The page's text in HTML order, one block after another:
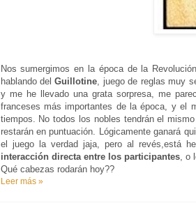
Nos sumergimos en la época de la
hablando delGuillotine , juego de reglas muy
y me he llevado una grata sorpresa, me
franceses más importantes de la época, y el
tiempos. No todos los nobles tendrán el
restarán en puntuación. Lógicamente ganará
el juego la verdad jaja, pero al revés,está
interacción directa entre los participantes, o
Qué cabezas rodarán hoy??
Leer más »